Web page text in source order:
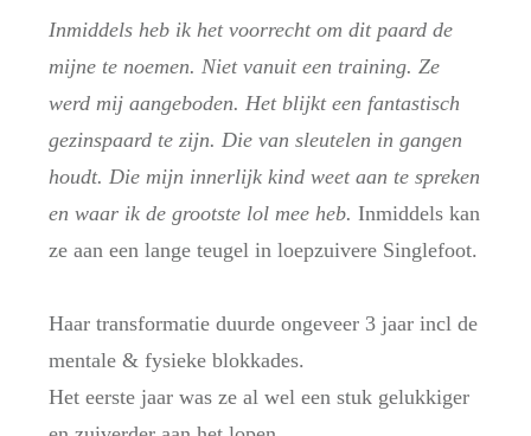
Inmiddels heb ik het voorrecht om dit paard de
mijne te noemen. Niet vanuit een training. Ze
werd mij aangeboden. Het blijkt een fantastisch
gezinspaard te zijn. Die van sleutelen in gangen
houdt. Die mijn innerlijk kind weet aan te spreken
en waar ik de grootste lol mee heb. Inmiddels kan
ze aan een lange teugel in loepzuivere Singlefoot.
Haar transformatie duurde ongeveer 3 jaar incl de
mentale & fysieke blokkades.
Het eerste jaar was ze al wel een stuk gelukkiger